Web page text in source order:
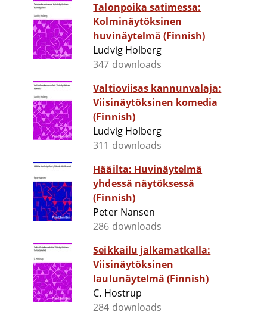
Talonpoika satimessa:
Kolminäytöksinen
huvinäytelmä (Finnish)
Ludvig Holberg
347 downloads
Valtioviisas kannunvalaja:
Viisinäytöksinen komedia
(Finnish)
Ludvig Holberg
311 downloads
Hääilta: Huvinäytelmä
yhdessä näytöksessä
(Finnish)
Peter Nansen
286 downloads
Seikkailu jalkamatkalla:
Viisinäytöksinen
laulunäytelmä (Finnish)
C. Hostrup
284 downloads